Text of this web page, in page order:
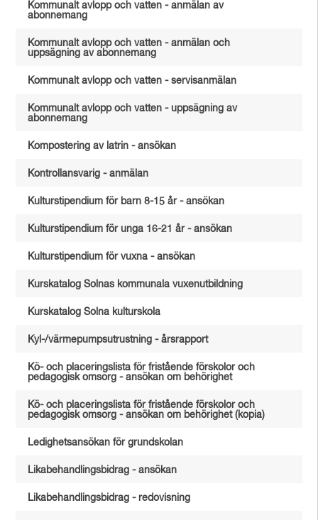
Kommunalt avlopp och vatten - anmälan av
abonnemang
Kommunalt avlopp och vatten - anmälan och
uppsägning av abonnemang
Kommunalt avlopp och vatten - servisanmälan
Kommunalt avlopp och vatten - uppsägning av
abonnemang
Kompostering av latrin - ansökan
Kontrollansvarig - anmälan
Kulturstipendium för barn 8-15 år - ansökan
Kulturstipendium för unga 16-21 år - ansökan
Kulturstipendium för vuxna - ansökan
Kurskatalog Solnas kommunala vuxenutbildning
Kurskatalog Solna kulturskola
Kyl-/värmepumpsutrustning - årsrapport
Kö- och placeringslista för fristående förskolor och
pedagogisk omsorg - ansökan om behörighet
Kö- och placeringslista för fristående förskolor och
pedagogisk omsorg - ansökan om behörighet (kopia)
Ledighetsansökan för grundskolan
Likabehandlingsbidrag - ansökan
Likabehandlingsbidrag - redovisning